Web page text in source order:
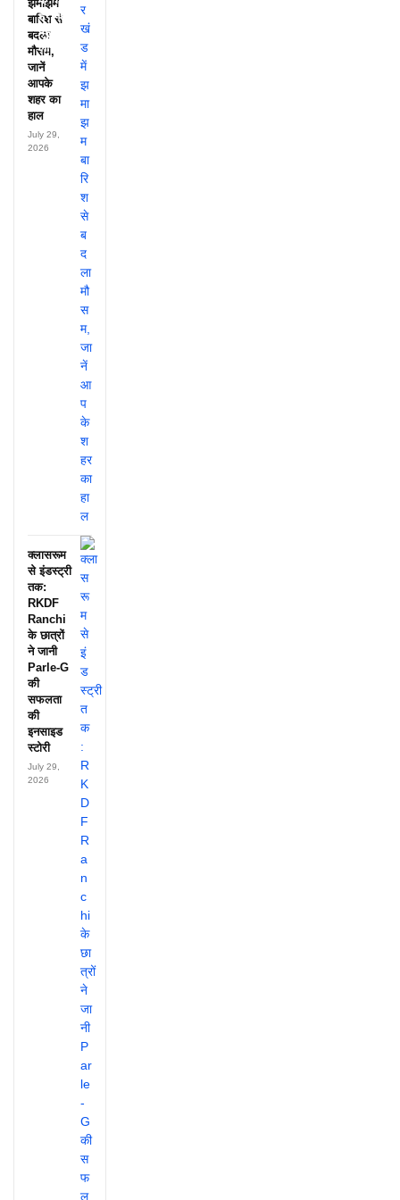
हर महीने
पहुंचते थे
लाखों!
झमाझम
बारिश से
बदला
मौसम,
जानें
आपके
शहर का
हाल
July 29,
2026
क्लासरूम
से इंडस्ट्री
तक:
RKDF
Ranchi
के छात्रों
ने जानी
Parle-G
की
सफलता
की
इनसाइड
स्टोरी
July 29,
2026